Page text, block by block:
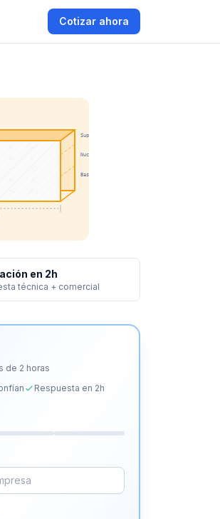
Cotizar ahora
Superficie
Nucleo
Base
en 2h
técnica + comercial
de 2 horas
Respuesta en 2h